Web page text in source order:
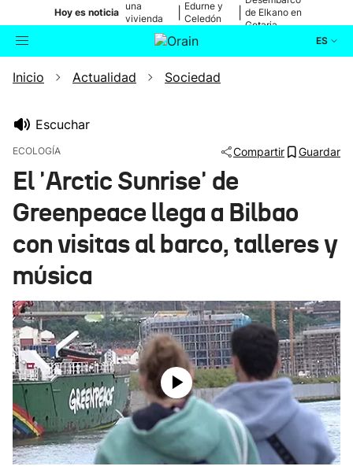
Hoy es noticia
una
vivienda
de Bilbao
Edurne y
Celedón
de Elkano en
Getaria
ES
Buscador Actualidad
Ikusmiran
Eguraldia
Inicio Actualidad Sociedad
Escuchar
ECOLOGÍA Compartir Guardar
El 'Arctic Sunrise' de
Greenpeace llega a Bilbao
con visitas al barco, talleres y
música